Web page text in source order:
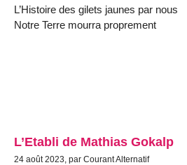
L’Histoire des gilets jaunes par nous
Notre Terre mourra proprement
L’Etabli de Mathias Gokalp
24 août 2023, par Courant Alternatif